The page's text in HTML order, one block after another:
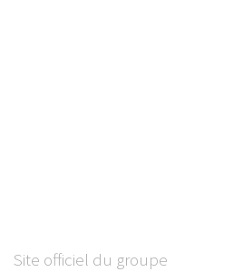
Site officiel du groupe